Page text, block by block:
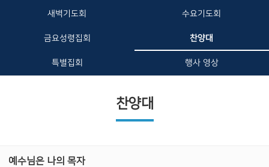
새벽기도회 수요기도회
금요성령집회 찬양대
특별집회 행사 영상
찬양대
예수님은 나의 목자